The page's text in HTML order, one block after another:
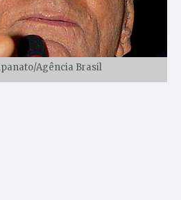
Agência Brasil